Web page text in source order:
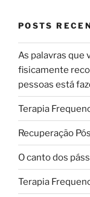
POSTS
As palavras que
fisicamente
pessoas está
Terapia
Recuperação
O canto dos
Terapia